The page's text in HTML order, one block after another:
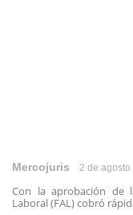
Mercojuris 2 de agosto
Con la aprobación de
Laboral (FAL) cobró